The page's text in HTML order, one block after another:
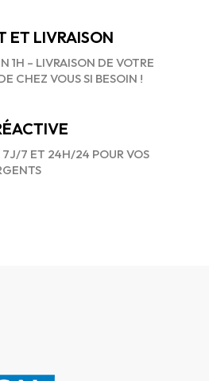
ET LIVRAISON
1H – LIVRAISON DE VOTRE
CHEZ VOUS SI BESOIN !
7J/7 ET 24H/24 POUR VOS